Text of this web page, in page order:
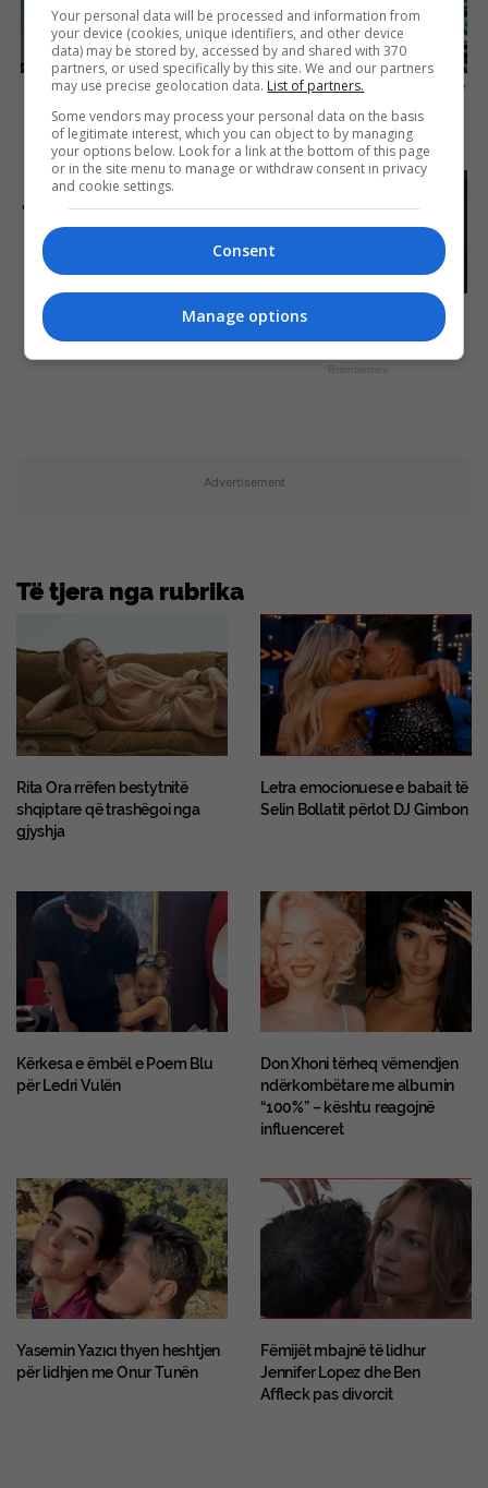
Once Criticized For Her
Heads
Brainberries
What Happened To The Blue
Now
Brainberries
Remember Them? These
'90s Couples Defined An Era
—See The Complete List
Unveiling Hypocrisy: 15
Taboos The Bible
Condemns!
Brainberries
Advertisement
Të tjera nga rubrika
Rita Ora rrëfen bestytnitë
shqiptare që trashëgoi nga
gjyshja
Letra emocionuese e babait të
Selin Bollatit përlot DJ Gimbon
Kërkesa e ëmbël e Poem Blu
për Ledri Vulën
Don Xhoni tërheq vëmendjen
ndërkombëtare me albumin
“100%” – kështu reagojnë
influenceret
Yasemin Yazıcı thyen heshtjen
për lidhjen me Onur Tunën
Fëmijët mbajnë të lidhur
Jennifer Lopez dhe Ben
Affleck pas divorcit
Your personal data will be processed and information from
your device (cookies, unique identifiers, and other device
data) may be stored by, accessed by and shared with 370
partners, or used specifically by this site. We and our partners
may use precise geolocation data. List of partners.
Some vendors may process your personal data on the basis
of legitimate interest, which you can object to by managing
your options below. Look for a link at the bottom of this page
or in the site menu to manage or withdraw consent in privacy
and cookie settings.
Consent
Manage options